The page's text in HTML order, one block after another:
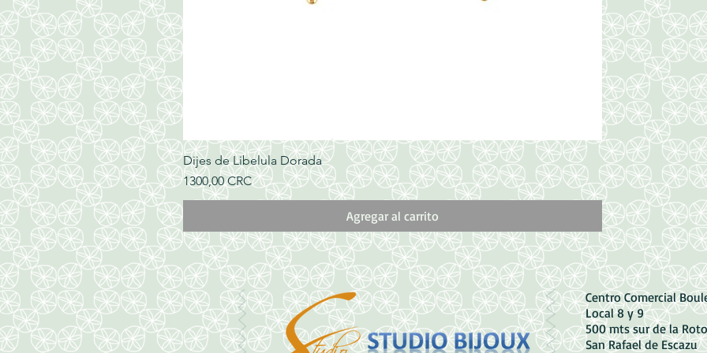
Vista rápida
Dijes de Libelula Dorada
Precio
1300,00 CRC
Agregar al carrito
Dije de Bailarina
Precio
1000,00 CRC
Centro Comercial
Local 8 y 9
500 mts sur de la
San Rafael de Escazu